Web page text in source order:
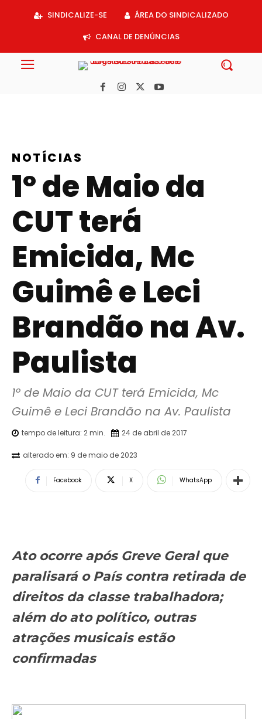
SINDICALIZE-SE
ÁREA DO SINDICALIZADO
CANAL DE DENÚNCIAS
NOTÍCIAS
1º de Maio da
CUT terá
Emicida, Mc
Guimê e Leci
Brandão na Av.
Paulista
1º de Maio da CUT terá Emicida, Mc
Guimê e Leci Brandão na Av. Paulista
tempo de leitura: 2min. 24 de abril de 2017
alterado em: 9 de maio de 2023
Facebook X WhatsApp
Ato ocorre após Greve Geral que
paralisará o País contra retirada de
direitos da classe trabalhadora;
além do ato político, outras
atrações musicais estão
confirmadas